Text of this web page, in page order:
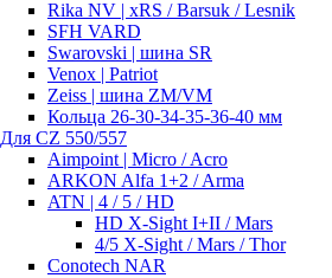
Rika NV | xRS / Barsuk / Lesnik
SFH VARD
Swarovski | шина SR
Venox | Patriot
Zeiss | шина ZM/VM
Кольца 26-30-34-35-36-40 мм
Для CZ 550/557
Aimpoint | Micro / Acro
ARKON Alfa 1+2 / Arma
ATN | 4 / 5 / HD
HD X-Sight I+II / Mars
4/5 X-Sight / Mars / Thor
Conotech NAR